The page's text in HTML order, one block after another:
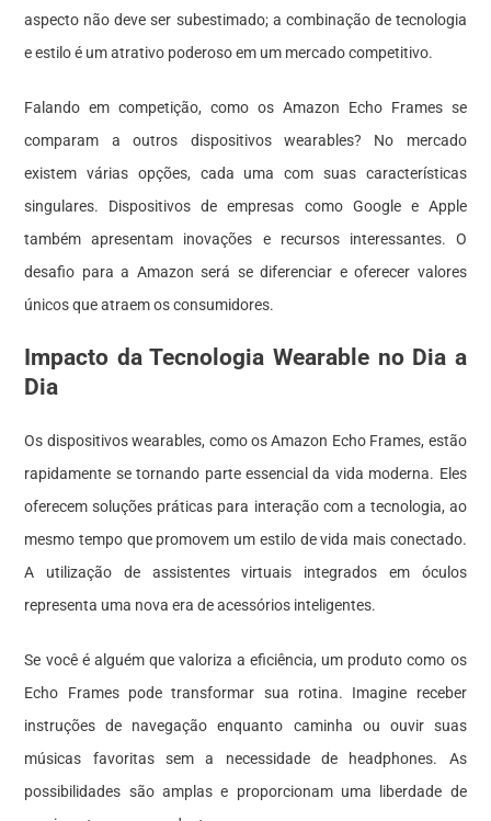
aspecto não deve ser subestimado; a combinação de tecnologia
e estilo é um atrativo poderoso em um mercado competitivo.
Falando em competição, como os Amazon Echo Frames se
comparam a outros dispositivos wearables? No mercado
existem várias opções, cada uma com suas características
singulares. Dispositivos de empresas como Google e Apple
também apresentam inovações e recursos interessantes. O
desafio para a Amazon será se diferenciar e oferecer valores
únicos que atraem os consumidores.
Impacto da Tecnologia Wearable no Dia a
Dia
Os dispositivos wearables, como os Amazon Echo Frames, estão
rapidamente se tornando parte essencial da vida moderna. Eles
oferecem soluções práticas para interação com a tecnologia, ao
mesmo tempo que promovem um estilo de vida mais conectado.
A utilização de assistentes virtuais integrados em óculos
representa uma nova era de acessórios inteligentes.
Se você é alguém que valoriza a eficiência, um produto como os
Echo Frames pode transformar sua rotina. Imagine receber
instruções de navegação enquanto caminha ou ouvir suas
músicas favoritas sem a necessidade de headphones. As
possibilidades são amplas e proporcionam uma liberdade de